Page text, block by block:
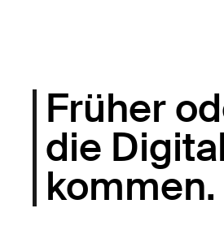
Früher
die
kommen.